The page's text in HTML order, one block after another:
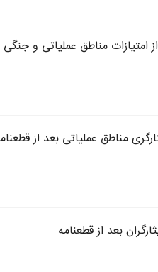
امتیازات مناطق عملیاتی و
مناطق عملیاتی بعد از
بعد از قطعنامه